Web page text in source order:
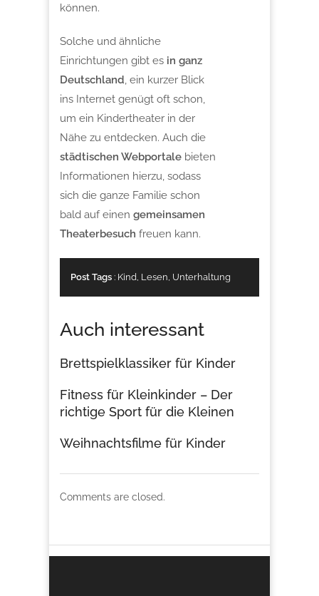
können.
Solche und ähnliche
Einrichtungen gibt es in ganz
Deutschland, ein kurzer Blick
ins Internet genügt oft schon,
um ein Kindertheater in der
Nähe zu entdecken. Auch die
städtischen Webportale bieten
Informationen hierzu, sodass
sich die ganze Familie schon
bald auf einen gemeinsamen
Theaterbesuch freuen kann.
Post Tags : Kind Lesen Unterhaltung
Auch interessant
Brettspielklassiker für Kinder
Fitness für Kleinkinder – Der
richtige Sport für die Kleinen
Weihnachtsfilme für Kinder
Comments are closed.